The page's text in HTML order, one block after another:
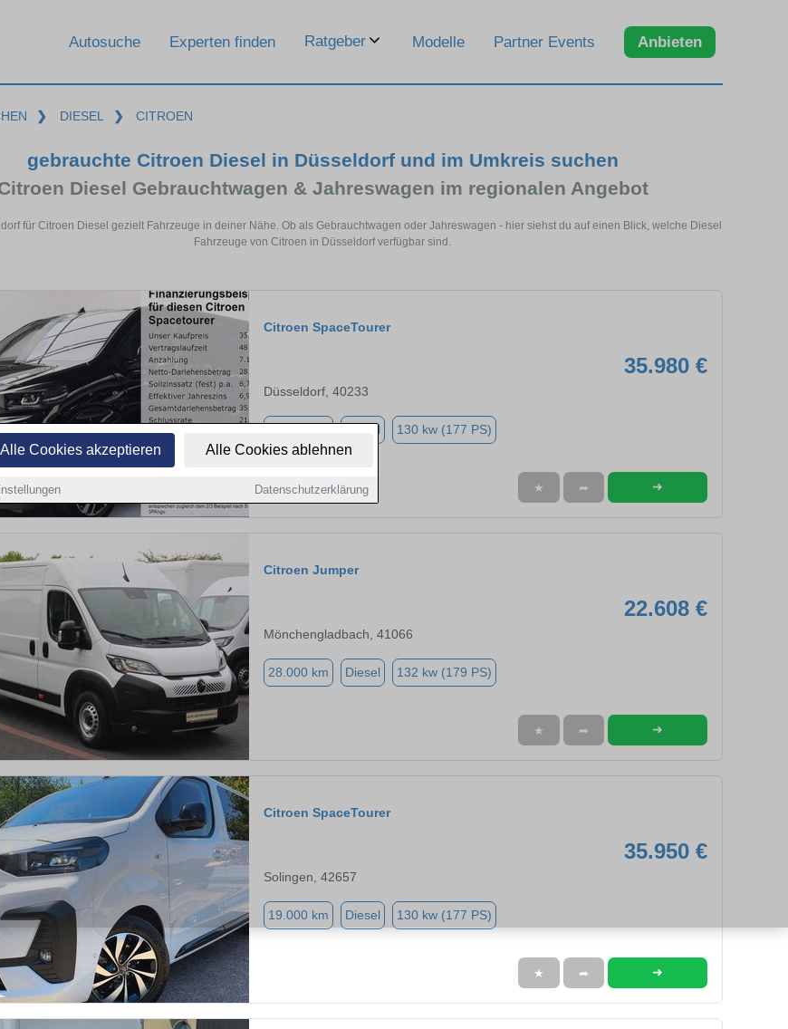
Alle Cookies akzeptieren Alle Cookies ablehnen
Datenschutzerklärung
Autosuche Experten finden Ratgeber Modelle Partner Events Anbieten
❯ DIESEL ❯ CITROEN
gebrauchte Citroen Diesel in Düsseldorf und im Umkreis suchen
Diesel Gebrauchtwagen & Jahreswagen im regionalen Angebot
für Citroen Diesel gezielt Fahrzeuge in deiner Nähe. Ob als Gebrauchtwagen oder Jahreswagen - hier siehst du auf einen Blick, welche Diesel
Fahrzeuge von Citroen in Düsseldorf verfügbar sind.
Citroen SpaceTourer
35.980 €
Düsseldorf, 40233
Diesel 130 kw (177 PS)
★ ➦ ➜
Citroen Jumper
22.608 €
Mönchengladbach, 41066
28.000 km Diesel 132 kw (179 PS)
★ ➦ ➜
Citroen SpaceTourer
35.950 €
Solingen, 42657
19.000 km Diesel 130 kw (177 PS)
★ ➦ ➜